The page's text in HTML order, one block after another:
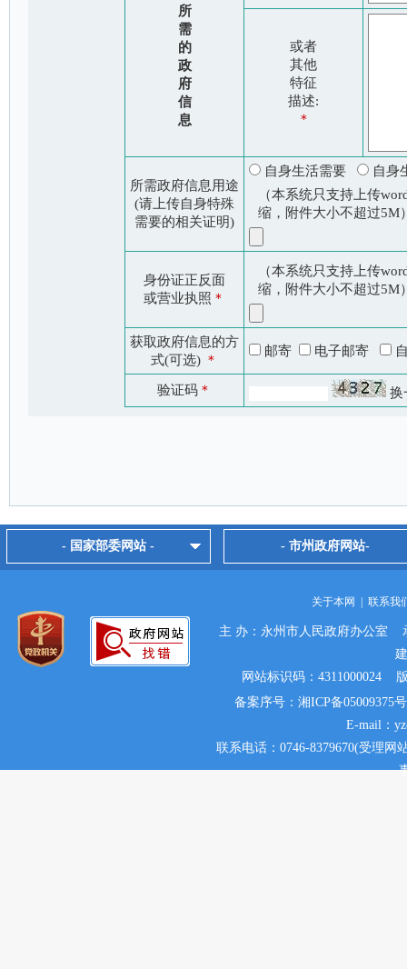
所
需
的
政
府
信
息
或者
其他
特征
描述:
＊
所需政府信息用途
(请上传自身特殊
需要的相关证明)
自身生活需要
自
（本系统只支持上传
缩，附件大小不超过5M
身份证正反面
或营业执照 ＊
（本系统只支持上传
缩，附件大小不超过5M
获取政府信息的方
式(可选) ＊
邮寄 电子邮寄
验证码 ＊ 换
- 国家部委网站 - - 市州政府网站-
关于本网 联系我
主 办：永州市人民政府办公室
网站标识码：4311000024
备案序号：湘ICP备05009375号
E-mail：
联系电话：0746-8379670(受理